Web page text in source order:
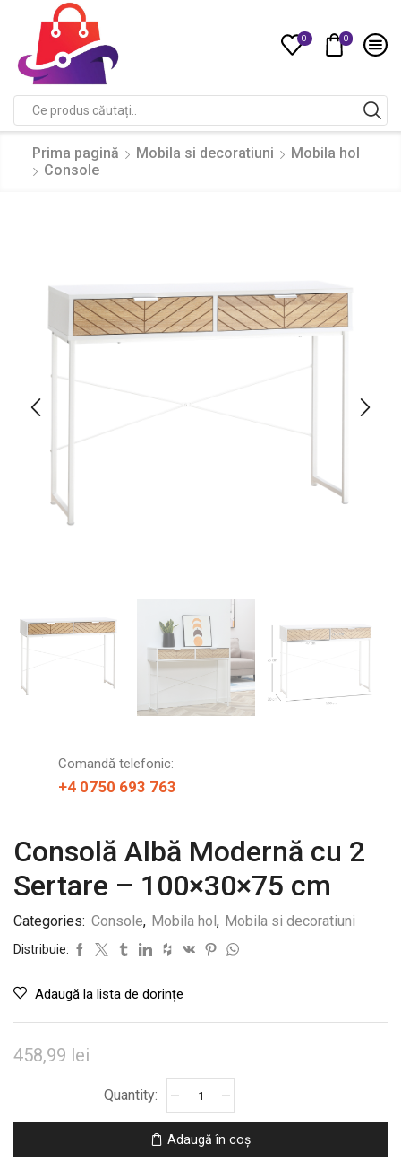
0 0
input
Prima pagină Mobila si decoratiuni
Mobila hol
Console
Comandă telefonic:
+4 0750 693 763
Consolă Albă Modernă cu 2
Sertare – 100×30×75 cm
Categories: Console, Mobila hol, Mobila si decoratiuni
Distribuie:
Adaugă la lista de dorințe
458,99 lei
Albă
Modernă
Adaugă în coș